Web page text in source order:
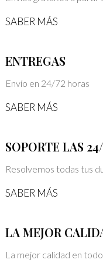
SABER MÁS
ENTREGAS
Envío en 24/72 horas
SABER MÁS
SOPORTE LAS
Resolvemos todas tus
SABER MÁS
LA MEJOR
La mejor calidad en